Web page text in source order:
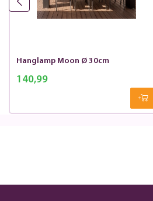
Hanglamp Moon Ø 30cm
140,99